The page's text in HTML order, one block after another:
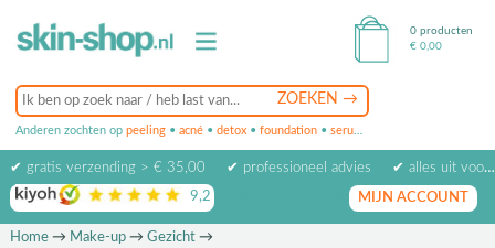
Anderen zochten op peeling • acné • detox • foundation • serum
0 producten
€ 0,00
✔ gratis verzending > € 35,00 ✔ professioneel advies
✔ alles uit voorraad leverbaar
9,2 op basis van beoordelingen
MIJN ACCOUNT
Home→ Make-up→ Gezicht→